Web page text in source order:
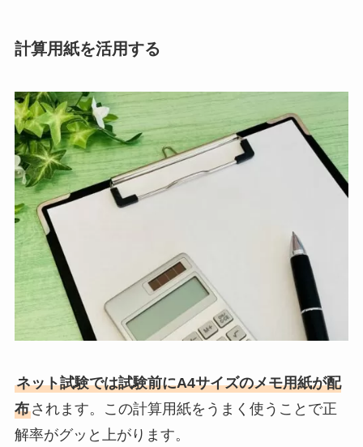
計算用紙を活用する
ネット試験では試験前にA4サイズのメモ用紙が配
布されます。この計算用紙をうまく使うことで正
解率がグッと上がります。